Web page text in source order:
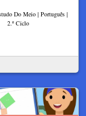
Do Meio | Português |
2.º Ciclo